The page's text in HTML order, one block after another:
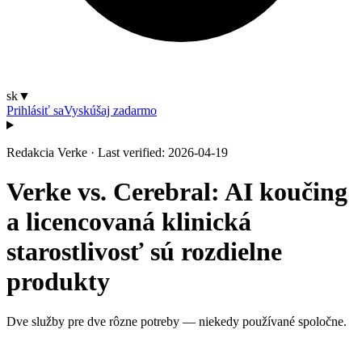
sk▼
Prihlásiť saVyskúšaj zadarmo
Redakcia Verke · Last verified: 2026-04-19
Verke vs. Cerebral: AI koučing
a licencovaná klinická
starostlivosť sú rozdielne
produkty
Dve služby pre dve rôzne potreby — niekedy používané spoločne.